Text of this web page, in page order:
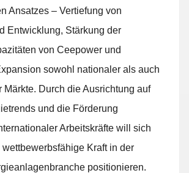
Ansatzes – Vertiefung von
Entwicklung, Stärkung der
von Ceepower und
sowohl nationaler als auch
Märkte. Durch die Ausrichtung auf
und die Förderung
Arbeitskräfte will sich
Kraft in der
positionieren.